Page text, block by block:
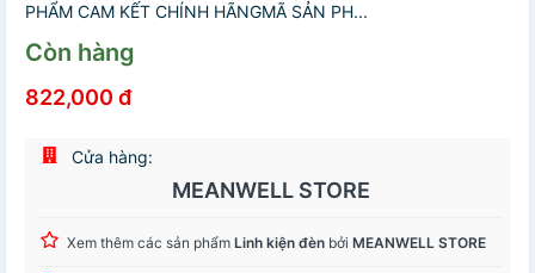
PHẨM CAM KẾT CHÍNH HÃNGMÃ SẢN PH...
Còn hàng
822,000 đ
Cửa hàng:
MEANWELL STORE
Xem thêm các sản phẩm Linh kiện đèn bởi MEANWELL STORE